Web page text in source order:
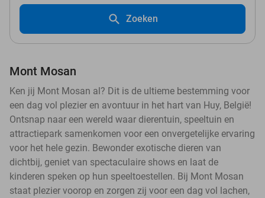
Zoeken
Mont Mosan
Ken jij Mont Mosan al? Dit is de ultieme bestemming voor
een dag vol plezier en avontuur in het hart van Huy, België!
Ontsnap naar een wereld waar dierentuin, speeltuin en
attractiepark samenkomen voor een onvergetelijke ervaring
voor het hele gezin. Bewonder exotische dieren van
dichtbij, geniet van spectaculaire shows en laat de
kinderen speken op hun speeltoestellen. Bij Mont Mosan
staat plezier voorop en zorgen zij voor een dag vol lachen,